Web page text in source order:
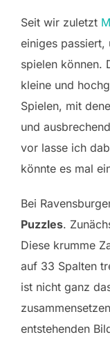
Seit wir zuletzt
einiges
spielen können.
kleine und
Spielen, mit
und
vor lasse ich
könnte es mal
Bei
Puzzles.
Diese krumme
auf 33 Spalten
ist nicht ganz
entstehenden